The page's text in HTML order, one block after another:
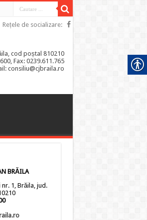
Rețele de socializare:
cod poștal 810210
Fax: 0239.611.765
consiliu@cjbraila.ro
BRĂILA
1, Brăila, jud.